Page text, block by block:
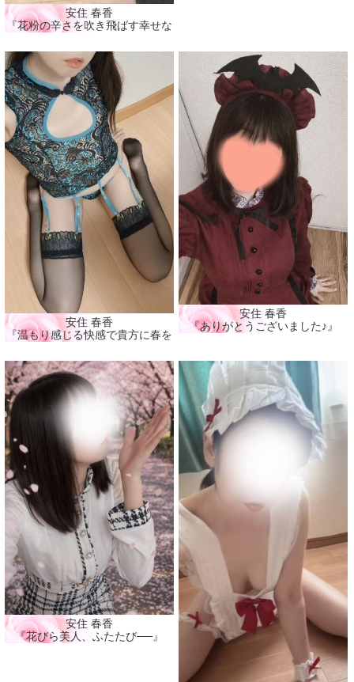
安住 春香
『花粉の辛さを吹き飛ばす幸せな時間🩷』
安住 春香
『温もり感じる快感で貴方に春を届ける🩷』
安住 春香
『ありがとうございました♪』
安住 春香
『花びら美人、ふたたび──』